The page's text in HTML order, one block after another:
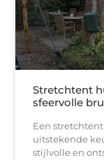
Stretchtent
sfeervolle
Een
uitstekende
stijlvolle en